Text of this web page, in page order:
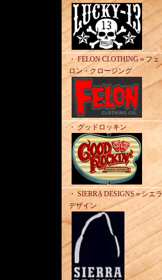
・ FELON CLOTHING＝フェ
ロン・クロージング
・ グッドロッキン
・ SIERRA DESIGNS＝シエラ
デザイン